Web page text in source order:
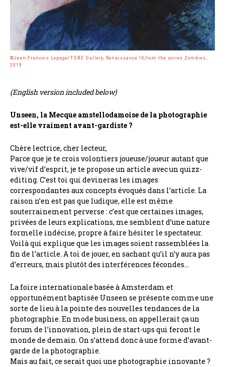
©Jean-Francois Lepage/TOBE Gallery, Renaissance IV,from the series Zombies,
2019
(English version included below)
Unseen, la Mecque amstellodamoise de la photographie
est-elle vraiment avant-gardiste ?
Chère lectrice, cher lecteur,
Parce que je te crois volontiers joueuse/joueur autant que
vive/vif d’esprit, je te propose un article avec un quizz-
editing. C’est toi qui devineras les images
correspondantes aux concepts évoqués dans l’article. La
raison n’en est pas que ludique, elle est même
souterrainement perverse : c’est que certaines images,
privées de leurs explications, me semblent d’une nature
formelle indécise, propre à faire hésiter le spectateur.
Voilà qui explique que les images soient rassemblées la
fin de l’article. A toi de jouer, en sachant qu’il n’y aura pas
d’erreurs, mais plutôt des interférences fécondes…
La foire internationale basée à Amsterdam et
opportunément baptisée Unseen se présente comme une
sorte de lieu à la pointe des nouvelles tendances de la
photographie. En mode business, on appellerait ça un
forum de l’innovation, plein de start-ups qui feront le
monde de demain. On s’attend donc à une forme d’avant-
garde de la photographie.
Mais au fait, ce serait quoi une photographie innovante ?